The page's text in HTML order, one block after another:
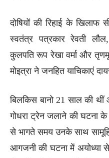
दोषियों की रिहाई के खिलाफ
स्वतंत्र पत्रकार रेवती
कुलपति रूप रेखा वर्मा और
मोइत्रा ने जनहित याचिकाएं
बिलकिस बानो 21 साल की थीं
गोधरा ट्रेन जलाने की घटना
से भागते समय उनके साथ
आगजनी की घटना में अयोध्या से